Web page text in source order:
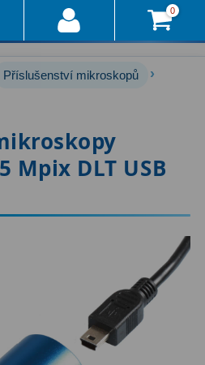
0
Příslušenství mikroskopů ›
Mpix DLT USB